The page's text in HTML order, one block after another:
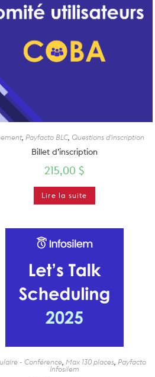
, Payfacto BLC, Questions d'inscription
Billet d’inscription
215,00$
Lire la suite
- Conférence, Max 130 places, Payfacto
Infosilem